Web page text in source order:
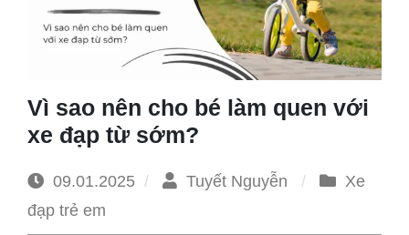
Vì sao nên cho bé làm quen với
xe đạp từ sớm?
09.01.2025 Tuyết Nguyễn
Xe
đạp trẻ em